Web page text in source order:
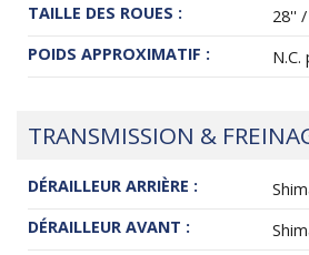
TAILLE DES ROUES :
28''
POIDS APPROXIMATIF :
N.C.
TRANSMISSION &
DÉRAILLEUR ARRIÈRE :
DÉRAILLEUR AVANT :